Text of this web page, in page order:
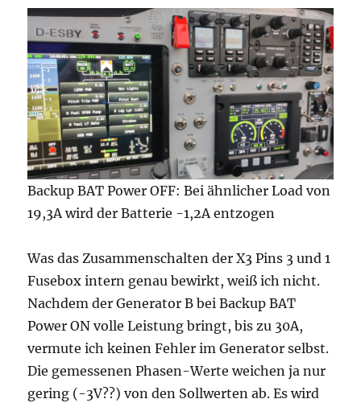
Backup BAT Power OFF: Bei ähnlicher Load von
19,3A wird der Batterie -1,2A entzogen
Was das Zusammenschalten der X3 Pins 3 und 1
Fusebox intern genau bewirkt, weiß ich nicht.
Nachdem der Generator B bei Backup BAT
Power ON volle Leistung bringt, bis zu 30A,
vermute ich keinen Fehler im Generator selbst.
Die gemessenen Phasen-Werte weichen ja nur
gering (-3V??) von den Sollwerten ab. Es wird